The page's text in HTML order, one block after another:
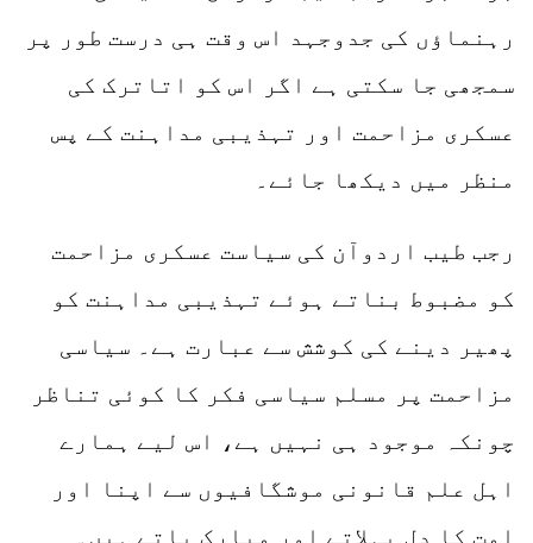
رہنماؤں کی جدوجہد اس وقت ہی درست طور پر
سمجھی جا سکتی ہے اگر اس کو اتاترک کی
عسکری مزاحمت اور تہذیبی مداہنت کے پس
منظر میں دیکھا جائے۔
رجب طیب اردوآن کی سیاست عسکری مزاحمت
کو مضبوط بناتے ہوئے تہذیبی مداہنت کو
پھیر دینے کی کوشش سے عبارت ہے۔ سیاسی
مزاحمت پر مسلم سیاسی فکر کا کوئی تناظر
چونکہ موجود ہی نہیں ہے، اس لیے ہمارے
اہل علم قانونی موشگافیوں سے اپنا اور
امت کا دل بہلاتے اور مبارک پاتے ہیں۔